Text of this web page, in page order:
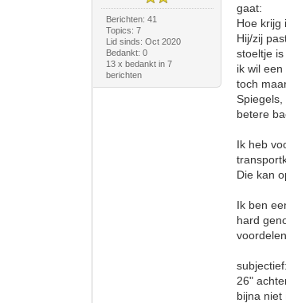
Berichten: 41
Topics: 7
Lid sinds: Oct 2020
Bedankt: 0
13 x bedankt in 7
berichten
gaat:
Hoe krijg
Hij/zij
stoeltje
ik wil
toch
Spiegels,
betere
Ik heb
Die kan
Ik ben
hard
26"
bijna niet